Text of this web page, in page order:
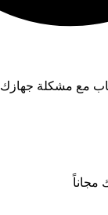
مع مشكلة جهازك